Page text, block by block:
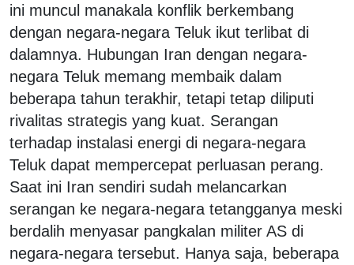
ini muncul manakala konflik berkembang
dengan negara-negara Teluk ikut terlibat di
dalamnya. Hubungan Iran dengan negara-
negara Teluk memang membaik dalam
beberapa tahun terakhir, tetapi tetap diliputi
rivalitas strategis yang kuat. Serangan
terhadap instalasi energi di negara-negara
Teluk dapat mempercepat perluasan perang.
Saat ini Iran sendiri sudah melancarkan
serangan ke negara-negara tetangganya meski
berdalih menyasar pangkalan militer AS di
negara-negara tersebut. Hanya saja, beberapa